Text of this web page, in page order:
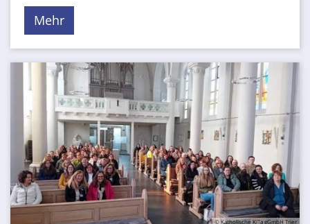
Mehr
© Katholische KiTa gGmbH Trier